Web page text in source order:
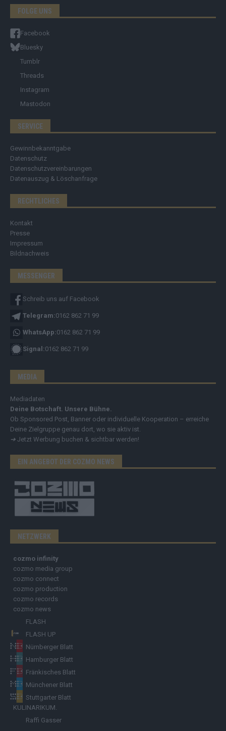
FOLGE UNS
Facebook
Bluesky
Tumblr
Threads
Instagram
Mastodon
SERVICE
Gewinnbekanntgabe
Datenschutz
Datenschutzvereinbarungen
Datenauszug & Löschanfrage
RECHTLICHES
Kontakt
Presse
Impressum
Bildnachweis
MESSENGER
Schreib uns auf Facebook
Telegram:0162 862 71 99
WhatsApp:0162 862 71 99
Signal:0162 862 71 99
MEDIA
Mediadaten
Deine Botschaft. Unsere Bühne.
Ob Sponsored Post, Banner oder individuelle Kooperation – erreiche
Deine Zielgruppe genau dort, wo sie aktiv ist.
➔ Jetzt Werbung buchen & sichtbar werden!
EIN ANGEBOT DER COZMO NEWS
NETZWERK
cozmo infinity
cozmo media group
cozmo connect
cozmo production
cozmo records
cozmo news
FLASH
FLASH UP
Nürnberger Blatt
Hamburger Blatt
Fränkisches Blatt
Münchener Blatt
Stuttgarter Blatt
KULINARIKUM.
Raffi Gasser